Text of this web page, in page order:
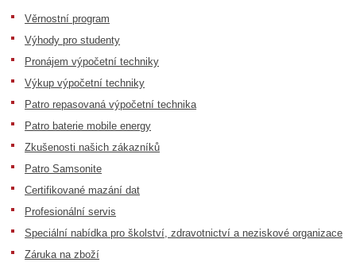
Věrnostní program
Výhody pro studenty
Pronájem výpočetní techniky
Výkup výpočetní techniky
Patro repasovaná výpočetní technika
Patro baterie mobile energy
Zkušenosti našich zákazníků
Patro Samsonite
Certifikované mazání dat
Profesionální servis
Speciální nabídka pro školství, zdravotnictví a neziskové organizace
Záruka na zboží